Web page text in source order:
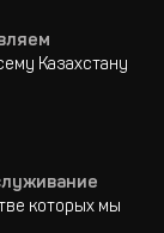
Казахстану
которых мы